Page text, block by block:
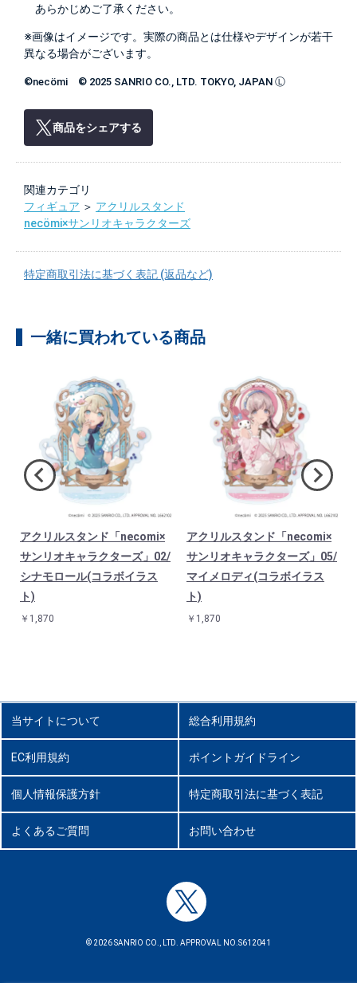
あらかじめご了承ください。
※画像はイメージです。実際の商品とは仕様やデザインが若干
異なる場合がございます。
©necömi © 2025 SANRIO CO., LTD. TOKYO, JAPAN Ⓛ
商品をシェアする
関連カテゴリ
フィギュア ＞ アクリルスタンド
necömi×サンリオキャラクターズ
特定商取引法に基づく表記 (返品など)
一緒に買われている商品
アクリルスタンド「necomi×
サンリオキャラクターズ」02/
シナモロール(コラボイラス
ト)
￥1,870
アクリルスタンド「necomi×
サンリオキャラクターズ」05/
マイメロディ(コラボイラス
ト)
￥1,870
当サイトについて 総合利用規約
EC利用規約 ポイントガイドライン
個人情報保護方針 特定商取引法に基づく表記
よくあるご質問 お問い合わせ
© 2026 SANRIO CO., LTD. APPROVAL NO.S612041